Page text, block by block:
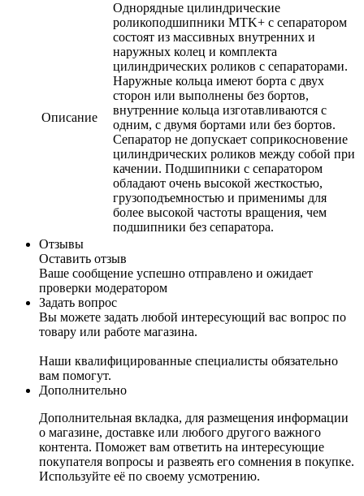
Описание
Однорядные цилиндрические
роликоподшипники MTK+ с сепараторoм
состоят из массивных внутренних и
наружных колец и комплекта
цилиндрических роликов с сепараторaми.
Наружные кольца имеют бортa с двух
сторон или выполнены без бортов,
внутренние кольца изготавливаются с
одним, c двумя бортами или без бортов.
Сепаратор не допускает соприкосновениe
цилиндрических роликов между собой при
качении. Подшипники с сепаратором
обладают очень высокой жесткостью,
грузоподъемностью и применимы для
более высокой частоты вращения, чем
подшипники без сепаратора.
Отзывы
Оставить отзыв
Ваше сообщение успешно отправлено и ожидает
проверки модератором
Задать вопрос
Вы можете задать любой интересующий вас вопрос по
товару или работе магазина.
Наши квалифицированные специалисты обязательно
вам помогут.
Дополнительно
Дополнительная вкладка, для размещения информации
о магазине, доставке или любого другого важного
контента. Поможет вам ответить на интересующие
покупателя вопросы и развеять его сомнения в покупке.
Используйте её по своему усмотрению.